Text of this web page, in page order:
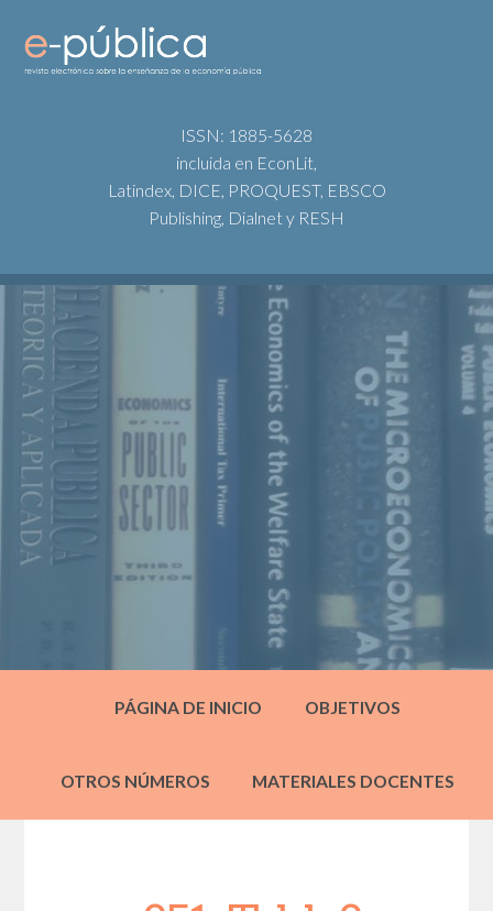
ISSN: 1885-5628
incluida en EconLit,
Latindex, DICE, PROQUEST, EBSCO
Publishing, Dialnet y RESH
PÁGINA DE INICIO OBJETIVOS
OTROS NÚMEROS MATERIALES DOCENTES